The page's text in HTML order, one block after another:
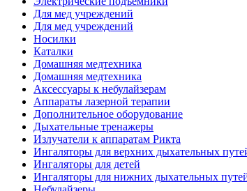
Для мед учреждений
Для мед учреждений
Носилки
Каталки
Домашняя медтехника
Домашняя медтехника
Аксессуары к небулайзерам
Аппараты лазерной терапии
Дополнительное оборудование
Дыхательные тренажеры
Излучатели к аппаратам Рикта
Ингаляторы для верхних дыхательных
Ингаляторы для детей
Ингаляторы для нижних дыхательных